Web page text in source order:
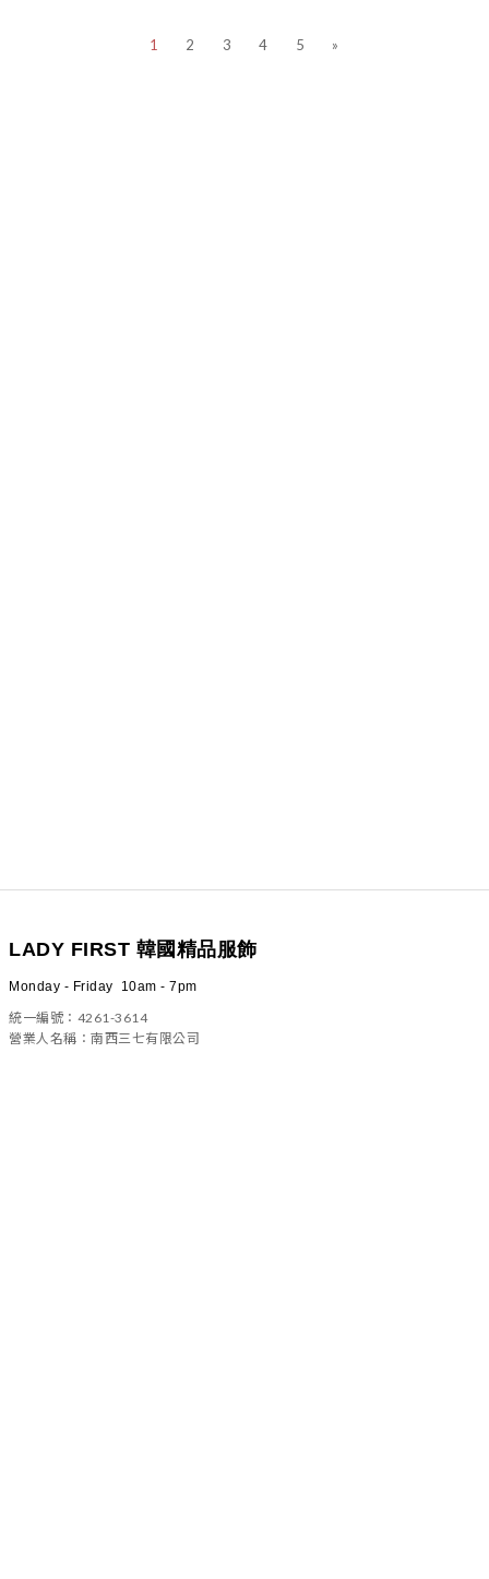
1 2 3 4 5 »
LADY FIRST 韓國精品服飾
Monday - Friday 10am - 7pm
統一編號：4261-3614
營業人名稱：南西三七有限公司